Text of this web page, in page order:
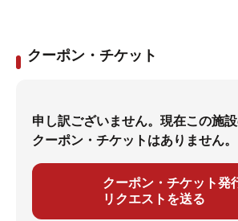
クーポン・チケット
申し訳ございません。現在この施
クーポン・チケットはありません。
クーポン・チケット発
リクエストを送る